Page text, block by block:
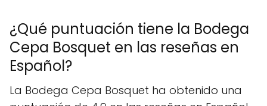
¿Qué puntuación tiene la Bodega
Cepa Bosquet en las reseñas en
Español?
La Bodega Cepa Bosquet ha obtenido una